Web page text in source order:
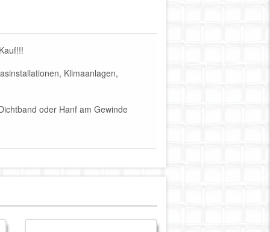
Klimaanlagen,
oder Hanf am Gewinde